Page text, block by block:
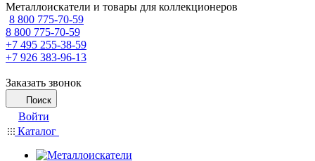
Металлоискатели и товары для коллекционеров
8 800 775-70-59
8 800 775-70-59
+7 495 255-38-59
+7 926 383-96-13
Заказать звонок
Поиск
Войти
Каталог